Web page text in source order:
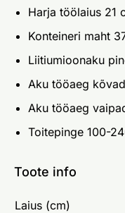
Harja töölaius 21
Konteineri maht
Liitiumioonaku
Aku tööaeg
Aku tööaeg
Toitepinge 100-
Toote info
Laius (cm)